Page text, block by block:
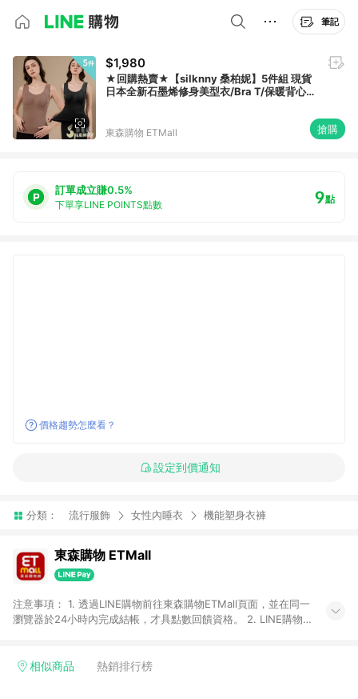
筆記
$1,980
★回購熱賣★【silknny 桑柏妮】5件組 現貨
日本全新石墨烯修身美型衣/Bra T/保暖背心/
東森購物 ETMall 搶購
訂單成立賺0.5%
下單享LINE POINTS點數 9點
價格趨勢怎麼看？
設定到價通知
分類： 流行服飾 女性內睡衣 機能塑身衣褲
東森購物 ETMall
注意事項： 1. 透過LINE購物前往東森購物ETMall頁面，並在同一
瀏覽器於24小時內完成結帳，才具點數回饋資格。 2. LINE購物
單，皆不在點數回饋範圍內。 3. 如購買以下類別商品，將無法獲
相似商品 熱銷排行榜